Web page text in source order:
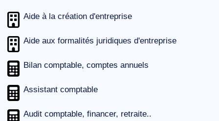
Aide à la création d'entreprise
Aide aux formalités juridiques d'entreprise
Bilan comptable, comptes annuels
Assistant comptable
Audit comptable, financer, retraite..